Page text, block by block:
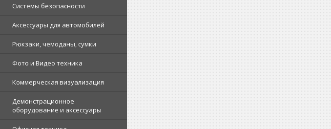
Системы безопасности
Аксессуары для автомобилей
Рюкзаки, чемоданы, сумки
Фото и Видео техника
Коммерческая визуализация
Демонстрационное
оборудование и аксессуары